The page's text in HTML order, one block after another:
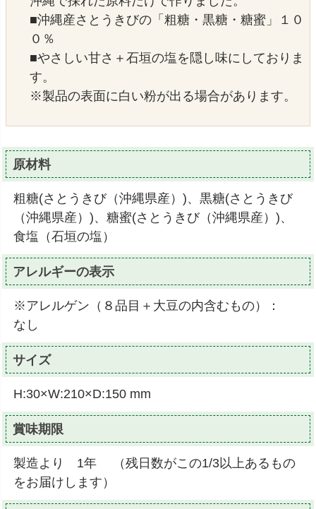
■沖縄産さとうきびの「粗糖・黒糖・糖蜜」１０
０％
■やさしい甘さ＋石垣の塩を隠し味にしておりま
す。
※製品の表面に白い粉が出る場合があります。
原材料
粗糖(さとうきび（沖縄県産）)、黒糖(さとうきび
（沖縄県産）)、糖蜜(さとうきび（沖縄県産）)、
食塩（石垣の塩）
アレルギーの表示
※アレルゲン（８品目＋大豆の内含むもの）：
なし
サイズ
H:30×W:210×D:150 mm
賞味期限
製造より 1年 （残日数がこの1/3以上あるもの
をお届けします）